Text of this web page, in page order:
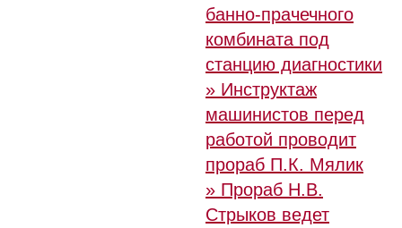
банно-прачечного
комбината под
станцию диагностики
» Инструктаж
машинистов перед
работой проводит
прораб П.К. Мялик
» Прораб Н.В.
Стрыков ведет